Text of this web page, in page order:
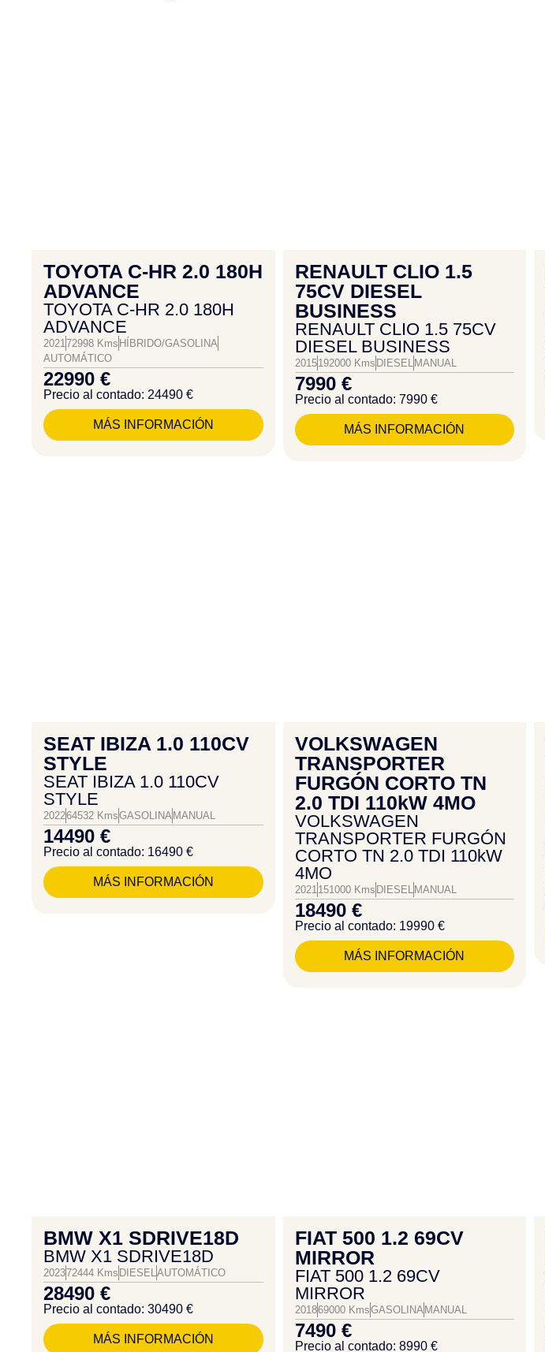
TOYOTA C-HR 2.0 180H
ADVANCE
TOYOTA C-HR 2.0 180H
ADVANCE
2021 72998 Kms HÍBRIDO/GASOLINA
AUTOMÁTICO
22990 €
Precio al contado: 24490 €
MÁS INFORMACIÓN
RENAULT CLIO 1.5
75CV DIESEL
BUSINESS
RENAULT CLIO 1.5 75CV
DIESEL BUSINESS
2015192000 Kms DIESEL MANUAL
7990 €
Precio al contado: 7990 €
MÁS INFORMACIÓN
SEAT IBIZA 1.0 110CV
STYLE
SEAT IBIZA 1.0 110CV
STYLE
202264532 KmsGASOLINA MANUAL
14490 €
Precio al contado: 16490 €
MÁS INFORMACIÓN
VOLKSWAGEN
TRANSPORTER
FURGÓN CORTO TN
2.0 TDI 110kW 4MO
VOLKSWAGEN
TRANSPORTER FURGÓN
CORTO TN 2.0 TDI 110kW
4MO
2021 151000 Kms DIESEL MANUAL
18490 €
Precio al contado: 19990 €
MÁS INFORMACIÓN
BMW X1 SDRIVE18D
BMW X1 SDRIVE18D
202372444 Kms DIESEL AUTOMÁTICO
28490 €
Precio al contado: 30490 €
MÁS INFORMACIÓN
FIAT 500 1.2 69CV
MIRROR
FIAT 500 1.2 69CV
MIRROR
201869000 KmsGASOLINA MANUAL
7490 €
Precio al contado: 8990 €